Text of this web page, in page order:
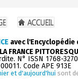
avec
LA FRANCE
N° ISSN 1768-
Code APE 913E
et d'aujourd'hui sont